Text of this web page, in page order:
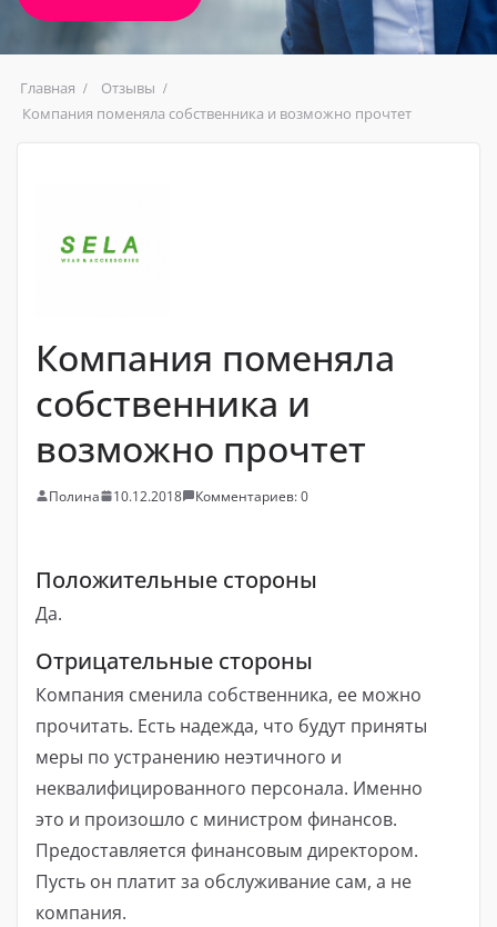
Главная
Отзывы
Компания поменяла собственника и возможно прочтет
Компания поменяла
собственника и
возможно прочтет
Полина 10.12.2018 Комментариев: 0
Положительные стороны
Да.
Отрицательные стороны
Компания сменила собственника, ее можно
прочитать. Есть надежда, что будут приняты
меры по устранению неэтичного и
неквалифицированного персонала. Именно
это и произошло с министром финансов.
Предоставляется финансовым директором.
Пусть он платит за обслуживание сам, а не
компания.